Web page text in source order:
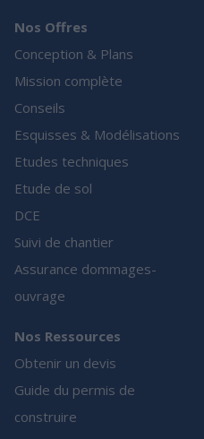
Nos Offres
Conception & Plans
Mission complète
Conseils
Esquisses & Modélisations
Etudes techniques
Etude de sol
DCE
Suivi de chantier
Assurance dommages-
ouvrage
Nos Ressources
Obtenir un devis
Guide du permis de
construire